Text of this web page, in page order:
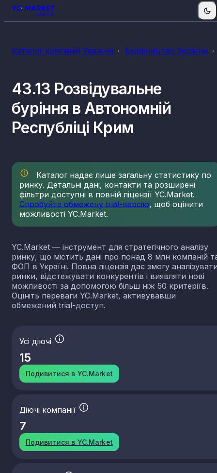
Каталог компаній України Будівництво України
43.13 Розвідувальне
буріння в Автономній
Республіці Крим
Каталог надає лише загальну статистику по
ринку. Детальні дані, контакти та розширені
фільтри доступні в повній ліцензії YC.Market.
Спробуйте обмежену trial-версію, щоб оцінити
можливості YC.Market.
YC.Market — інструмент для стратегічного аналізу
ринку, що містить дані про понад 8 млн компаній
ФОП в Україні. Повна ліцензія дає змогу
ринки, відстежувати конкурентів і виявляти нові
можливості за допомогою більш ніж 50 критеріїв.
Оцініть переваги YC.Market, активувавши
обмежений trial-доступ.
Усі діючі
15
Подивитися в YC.Market
Діючі компанії
7
Подивитися в YC.Market